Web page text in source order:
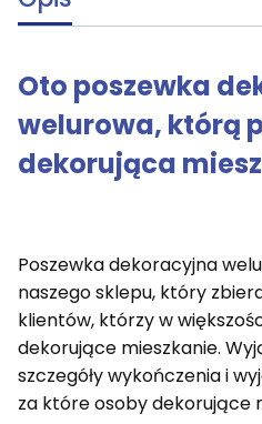
Oto poszewka
welurowa, którą
dekorująca
Poszewka dekoracyjna
naszego sklepu, który
klientów, którzy w
dekorujące mieszkanie.
szczegóły wykończenia i
za które osoby dekorujące